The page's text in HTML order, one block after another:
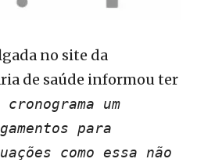
no site da
de saúde informou ter
um
para
como essa não